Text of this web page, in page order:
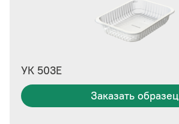
УК 503Е
Заказать образец